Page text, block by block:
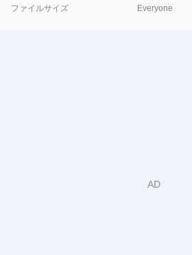
ファイルサイズ Everyone